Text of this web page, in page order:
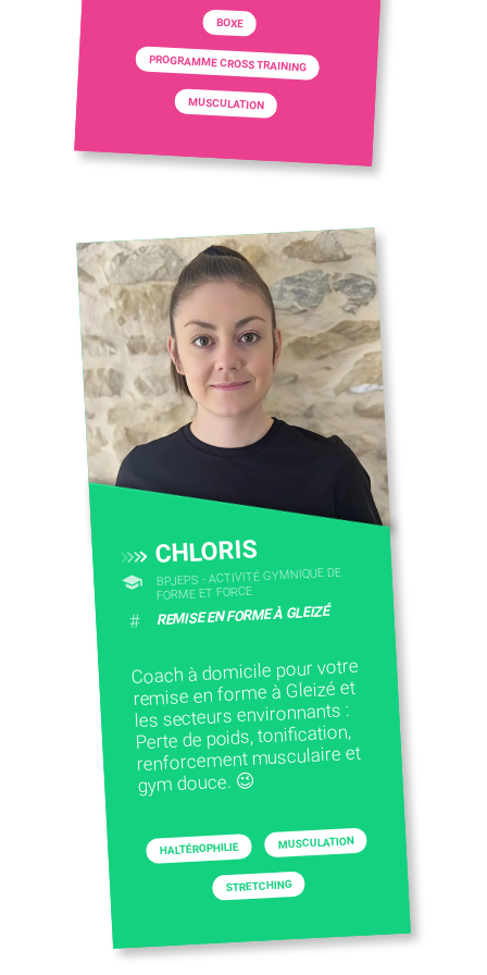
BOXE
PROGRAMME CROSS TRAINING
MUSCULATION
CHLORIS
BPJEPS - ACTIVITÉ GYMNIQUE DE
FORME ET FORCE
# REMISE EN FORME À GLEIZÉ
Coach à domicile pour votre
remise en forme à Gleizé et
les secteurs environnants :
Perte de poids, tonification,
renforcement musculaire et
gym douce. 😉
HALTÉROPHILIE MUSCULATION
STRETCHING